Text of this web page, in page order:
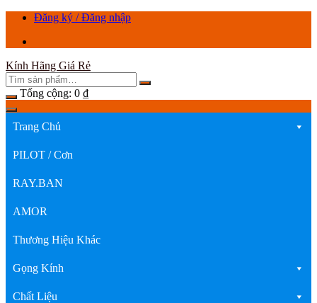
ChuyểnĐăng ký / Đăng nhập
Kính Hãng Giá Rẻ
Tổng cộng: 0 ₫
Trang Chủ
PILOT / Cơn
RAY.BAN
AMOR
Thương Hiệu Khác
Gọng Kính
Chất Liệu